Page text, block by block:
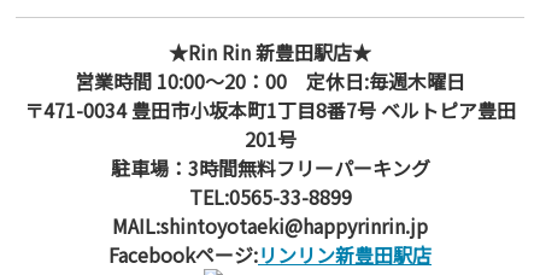
★Rin Rin 新豊田駅店★
営業時間 10:00～20：00 定休日:毎週木曜日
〒471-0034 豊田市小坂本町1丁目8番7号 ベルトピア豊田
201号
駐車場：3時間無料フリーパーキング
TEL:0565-33-8899
MAIL:shintoyotaeki@happyrinrin.jp
Facebookページ:リンリン新豊田駅店